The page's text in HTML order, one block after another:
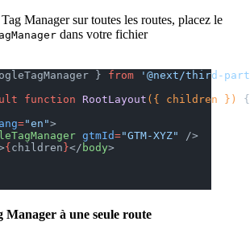
Manager sur toutes les routes, placez le
dans votre fichier
} from '@next/third-
function RootLayout ({ children }) {
="en">
gtmId="GTM-XYZ"
/>
{ children }</ body>
Manager à une seule route